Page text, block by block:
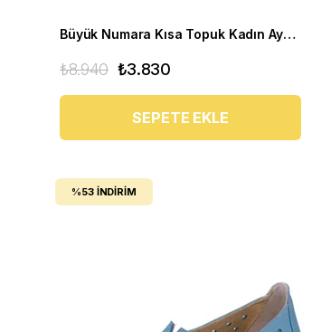
Büyük Numara Kısa Topuk Kadın Ayakkabı LTF00121 Siyah
₺3.830
₺8.940
SEPETE EKLE
%53 İNDIRIM